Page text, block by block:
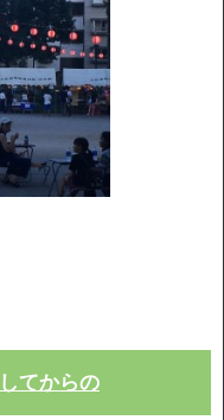
てからの